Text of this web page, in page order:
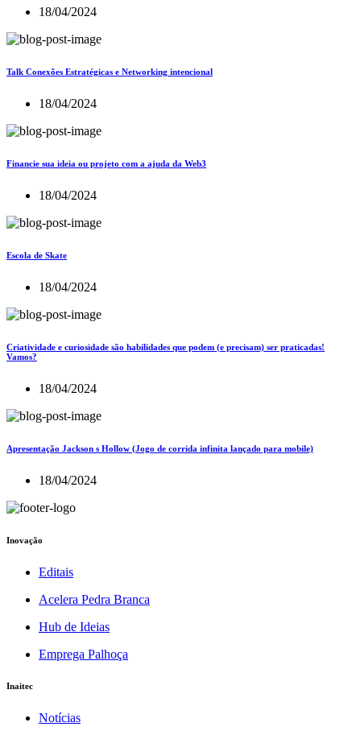
18/04/2024
Talk Conexões Estratégicas e Networking intencional
18/04/2024
Financie sua ideia ou projeto com a ajuda da Web3
18/04/2024
Escola de Skate
18/04/2024
Criatividade e curiosidade são habilidades que podem (e precisam) ser praticadas!
Vamos?
18/04/2024
Apresentação Jackson s Hollow (Jogo de corrida infinita lançado para mobile)
18/04/2024
Inovação
Editais
Acelera Pedra Branca
Hub de Ideias
Emprega Palhoça
Inaitec
Notícias